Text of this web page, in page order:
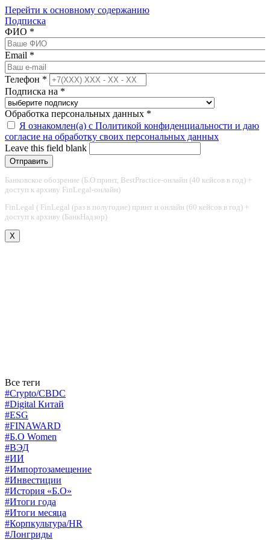
Перейти к основному содержанию
Подписка
ФИО *
Email *
Телефон *
Подписка на *
Обработка персональных данных *
Я ознакомлен(а) с Политикой конфиденциальности и даю
согласие на обработку своих персональных данных
Leave this field blank
Банковское обозрение (Б.О принт, BestPractice-онлайн (40 кейсов в год) +
доступ к архиву FinLegal-онлайн)
FinLegal ( FinLegal (раз в полугодие) принт и онлайн (60 кейсов в год) +
доступ к архиву (БанкНадзор)
X
Все теги
#Crypto/CBDC
#Digital Китай
#ESG
#FINAWARD
#Б.О Women
#ВЭД
#ИИ
#Импортозамещение
#Инвестиции
#История «Б.О»
#Итоги года
#Итоги месяца
#Корпкультура/HR
#Лонгриды